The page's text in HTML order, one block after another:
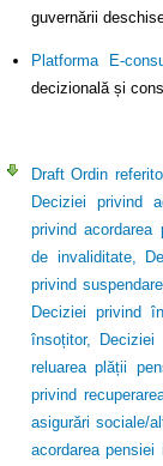
guvernării
Platforma E-
decizională și
Draft Ordin
Deciziei privind
privind acordarea
de invaliditate,
privind
Deciziei privind
însoțitor, Deciziei
reluarea plății
privind
asigurări sociale/
acordarea